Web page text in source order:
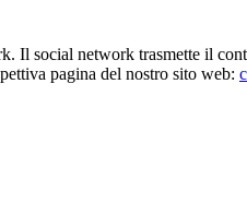
social network trasmette il
pagina del nostro sito web: